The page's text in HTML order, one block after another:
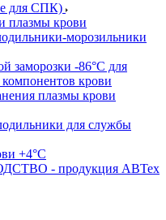
для СПК)
плазмы крови
морозильники
заморозки -86°С для
крови
плазмы крови
для службы
+4°С
- продукция АВТех